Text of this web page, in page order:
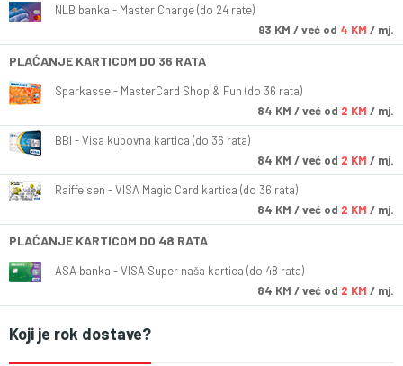
NLB banka - Master Charge (do 24 rate)
93 KM / već od 4 KM / mj.
PLAĆANJE KARTICOM DO 36 RATA
Sparkasse - MasterCard Shop & Fun (do 36 rata)
84 KM / već od 2 KM / mj.
BBI - Visa kupovna kartica (do 36 rata)
84 KM / već od 2 KM / mj.
Raiffeisen - VISA Magic Card kartica (do 36 rata)
84 KM / već od 2 KM / mj.
PLAĆANJE KARTICOM DO 48 RATA
ASA banka - VISA Super naša kartica (do 48 rata)
84 KM / već od 2 KM / mj.
Koji je rok dostave?